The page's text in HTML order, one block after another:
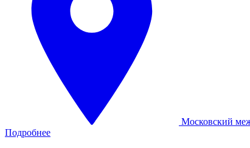
Московский
Подробнее